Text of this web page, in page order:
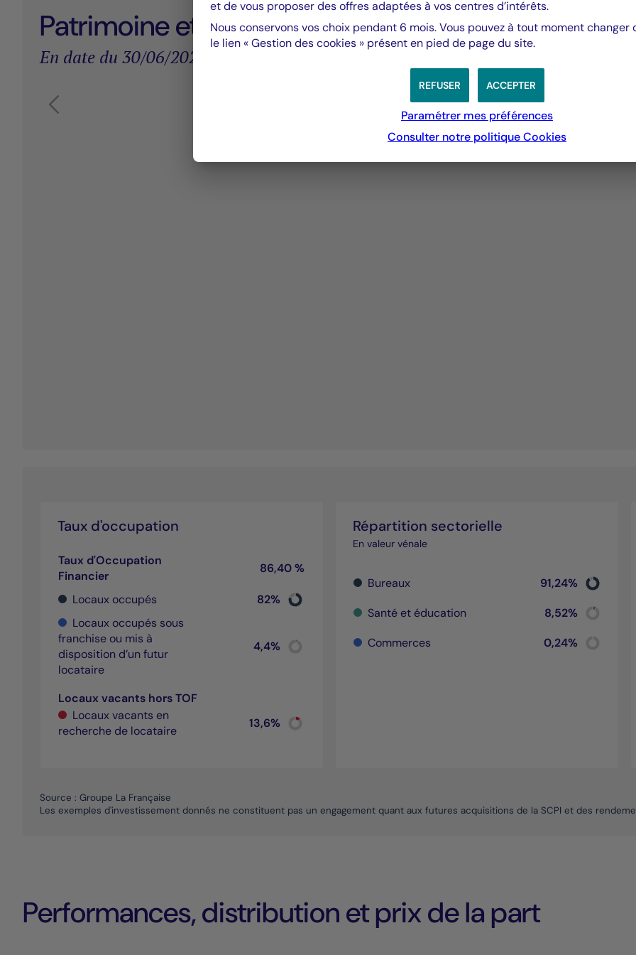
Patrimoine et détail des actifs
En date du 30/06/2026
Carrousel de produit Afficher l'élément précédent
Taux d'occupation
Taux d'Occupation
Financier
86,40 %
Locaux occupés 82% Chart
Pie chart with 2 slices.
End of interactive chart.
Locaux occupés sous
franchise ou mis à
disposition d’un futur
locataire
4,4% Chart
Locaux vacants hors TOF
Locaux vacants en
recherche de locataire
13,6% Chart
Répartition sectorielle
En valeur vénale
Bureaux 91,24% Chart
Pie chart
Santé et éducation 8,52% Chart
Commerces 0,24%
Source : Groupe La Française
Les exemples d'investissement donnés ne constituent pas un engagement quant aux futures acquisitions de la SCPI et des
Performances, distribution et prix de la part
et de vous proposer des offres adaptées à vos centres d’intérêts.
Nous conservons vos choix pendant 6 mois. Vous pouvez à tout moment changer
le lien « Gestion des cookies » présent en pied de page du site.
ACCEPTER
REFUSER
Paramétrer mes préférences
Consulter notre politiqueCookies